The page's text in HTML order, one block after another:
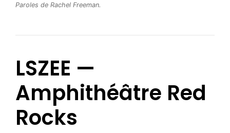
Paroles de Rachel Freeman.
LSZEE —
Amphithéâtre Red
Rocks